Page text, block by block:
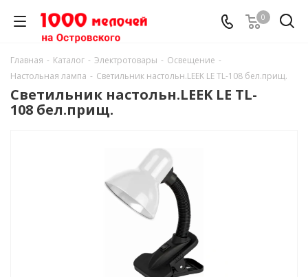
0
Главная - Каталог - Электротовары - Освещение -
Настольная лампа - Светильник настольн.LEEK LE TL-108 бел.прищ.
Светильник настольн.LEEK LE TL-
108 бел.прищ.